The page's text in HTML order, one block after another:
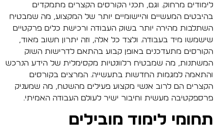
לימודים מרחוק. וגם, תכני הקורסים הקצרים מתמקדים
בהיבטים המעשיים והיישומיים יותר של המקצוע, מה שמבטיח
השתלבות מהירה יותר בשוק העבודה ורכישת כלים פרקטיים
שישמשו מיד בעבודה. ולצד כל אלה, וזה יתרון חשוב מאוד,
הקורסים מתעדכנים באופן קבוע בהתאם לדרישות השוק
המשתנות, מה שמבטיח רלוונטיות מקסימלית של הידע הנרכש
והתאמה למגמות החדשות בתעשייה. המרצים בקורסים
הקצרים הם לרוב אנשי מקצוע פעילים מהשטח, מה שמעניק
פרספקטיבה מעשית וחיבור ישיר לעולם העבודה האמיתי.
תחומי לימוד מובילים